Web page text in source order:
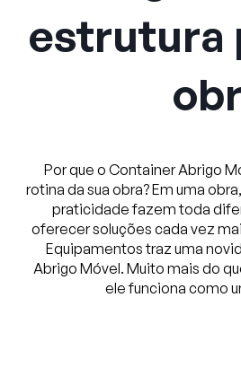
estrutura
Por que o Container Abrigo
rotina da sua obra? Em uma
praticidade fazem toda
oferecer soluções cada vez
Equipamentos traz uma
Abrigo Móvel. Muito mais do
ele funciona como